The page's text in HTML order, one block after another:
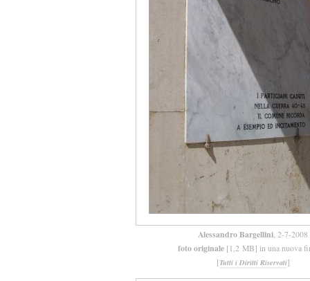
Alessandro Bargellini, 2-7-2008
foto originale [1,2 MB] in una nuova
[Tutti i Diritti Riservati]